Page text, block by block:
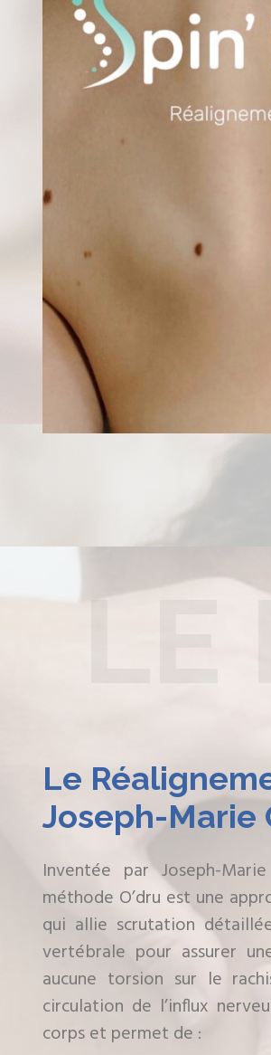
LE
Le
Joseph-Marie
Inventée par Joseph-
méthode O’dru est une
qui allie scrutation
vertébrale pour assurer
aucune torsion sur le
circulation de l’influx
corps et permet de :